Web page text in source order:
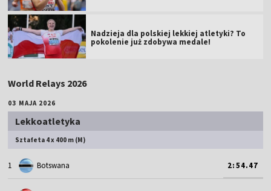
Nadzieja dla polskiej lekkiej atletyki? To
pokolenie już zdobywa medale!
World Relays 2026
03 MAJA 2026
Lekkoatletyka
Sztafeta 4 x 400 m (M)
1 Botswana 2:54.47